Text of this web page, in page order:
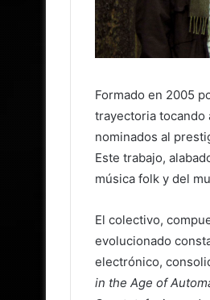
Formado en 2005
trayectoria tocando
nominados al
Este trabajo,
música folk y del
El colectivo,
evolucionado
electrónico,
in the Age of